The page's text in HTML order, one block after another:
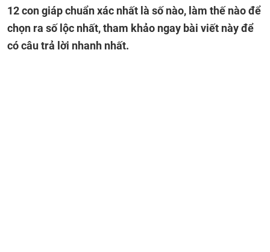
12 con giáp chuẩn xác nhất là số nào, làm thế nào để
chọn ra số lộc nhất, tham khảo ngay bài viết này để
có câu trả lời nhanh nhất.